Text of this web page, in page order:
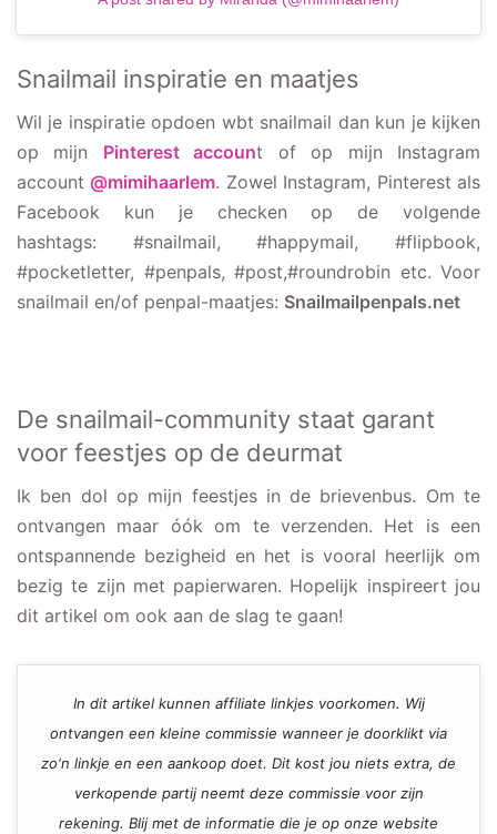
Snailmail inspiratie en maatjes
Wil je inspiratie opdoen wbt snailmail dan kun je kijken
op mijn Pinterest account of op mijn Instagram
account @mimihaarlem. Zowel Instagram, Pinterest als
Facebook kun je checken op de volgende
hashtags: #snailmail, #happymail, #flipbook,
#pocketletter, #penpals, #post,#roundrobin etc. Voor
snailmail en/of penpal-maatjes: Snailmailpenpals.net
De snailmail-community staat garant
voor feestjes op de deurmat
Ik ben dol op mijn feestjes in de brievenbus. Om te
ontvangen maar óók om te verzenden. Het is een
ontspannende bezigheid en het is vooral heerlijk om
bezig te zijn met papierwaren. Hopelijk inspireert jou
dit artikel om ook aan de slag te gaan!
In dit artikel kunnen affiliate linkjes voorkomen. Wij
ontvangen een kleine commissie wanneer je doorklikt via
zo'n linkje en een aankoop doet. Dit kost jou niets extra, de
verkopende partij neemt deze commissie voor zijn
rekening. Blij met de informatie die je op onze website